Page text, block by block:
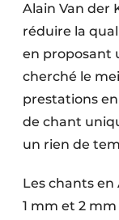
Alain Van der
réduire la
en proposant
cherché le
prestations
de chant
un rien de
Les chants en
1 mm et 2 mm